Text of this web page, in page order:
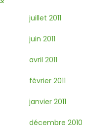
juillet 2011
juin 2011
avril 2011
février 2011
janvier 2011
décembre 2010